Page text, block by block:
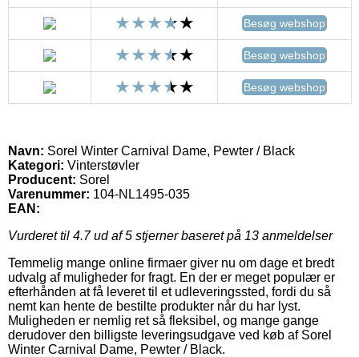
Besøg webshop
Besøg webshop
Besøg webshop
Navn: Sorel Winter Carnival Dame, Pewter / Black
Kategori: Vinterstøvler
Producent: Sorel
Varenummer: 104-NL1495-035
EAN:
Vurderet til 4.7ud af 5 stjerner baseret på 13 anmeldelser
Temmelig mange online firmaer giver nu om dage et bredt
udvalg af muligheder for fragt. En der er meget populær er
efterhånden at få leveret til et udleveringssted, fordi du så
nemt kan hente de bestilte produkter når du har lyst.
Muligheden er nemlig ret så fleksibel, og mange gange
derudover den billigste leveringsudgave ved køb af Sorel
Winter Carnival Dame, Pewter / Black.